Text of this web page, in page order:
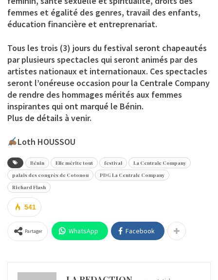
femmes et égalité des genres, travail des enfants,
éducation financière et entreprenariat.
Tous les trois (3) jours du festival seront chapeautés
par plusieurs spectacles qui seront animés par des
artistes nationaux et internationaux. Ces spectacles
seront l’onéreuse occasion pour la Centrale Company
de rendre des hommages mérités aux femmes
inspirantes qui ont marqué le Bénin.
Plus de détails à venir.
Loth HOUSSOU
Bénin Elle mérite tout festival
La Centrale Company
palais des congrès de Cotonou
PDG La Centrale Company
Richard Flash
541
Partager WhatsApp Facebook